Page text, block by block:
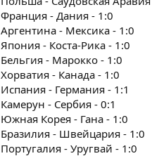
Франция - Дания - 1:0
Аргентина - Мексика - 1:0
Япония - Коста-Рика - 1:0
Бельгия - Марокко - 1:0
Хорватия - Канада - 1:0
Испания - Германия - 1:1
Камерун - Сербия - 0:1
Южная Корея - Гана - 1:0
Бразилия - Швейцария - 1:0
Португалия - Уругвай - 1:0